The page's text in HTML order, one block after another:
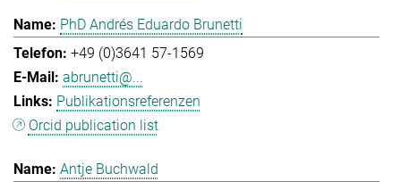
PhD Andrés Eduardo Brunetti
+49 (0)3641 57-1569
abrunetti@...
Publikationsreferenzen
Orcid publication list
Antje Buchwald